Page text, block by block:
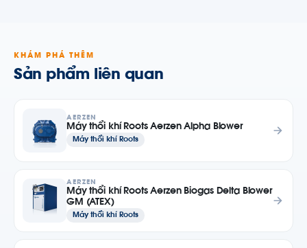
KHÁM PHÁ THÊM
Sản phẩm liên quan
AERZEN
Máy thổi khí Roots Aerzen Alpha Blower
Máy thổi khí Roots
AERZEN
Máy thổi khí Roots Aerzen Biogas Delta Blower
GM (ATEX)
Máy thổi khí Roots